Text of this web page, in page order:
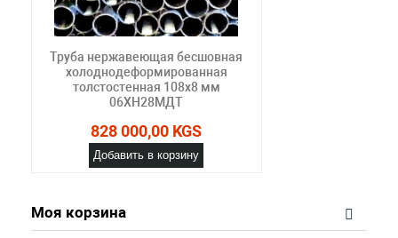
Труба нержавеющая бесшовная
холоднодеформированная
толстостенная 108х8 мм
06ХН28МДТ
828 000,00 KGS
Добавить в корзину
Моя корзина